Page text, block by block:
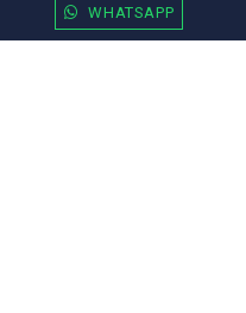
WHATSAPP